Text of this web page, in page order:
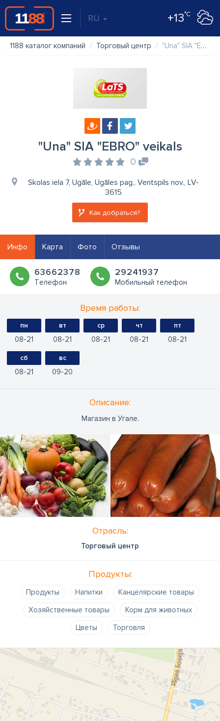
RU +13°C
1188 каталог компаний Торговый центр "Una" SIA "EBRO" veikals
"Una" SIA "EBRO" veikals
0
Skolas iela 7, Ugāle, Ugāles pag., Ventspils nov., LV-
3615
Как добраться?
Инфо Карта Фото Отзывы
63662378
Tелефон
29241937
Мобильный телефон
Время работы:
пн
08 21
вт
08 21
ср
08 21
чт
08 21
пт
08 21
сб
08 21
вс
09 20
Oписание:
Магазин в Угале.
Отрасль:
Торговый центр
Продукты:
Продукты Напитки
Канцелярские товары
Хозяйственные товары
Корм для животных
Цветы
Торговля